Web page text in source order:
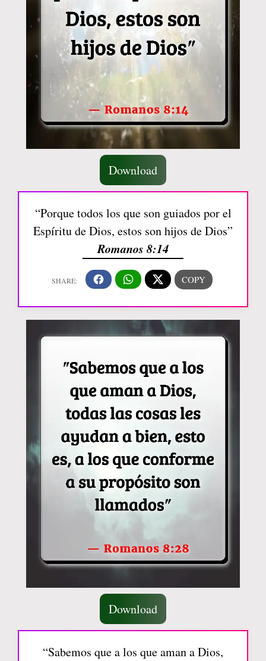
Download
“Porque todos los que son guiados por el
Espíritu de Dios, estos son hijos de Dios”
Romanos 8:14
Download
“Sabemos que a los que aman a Dios,